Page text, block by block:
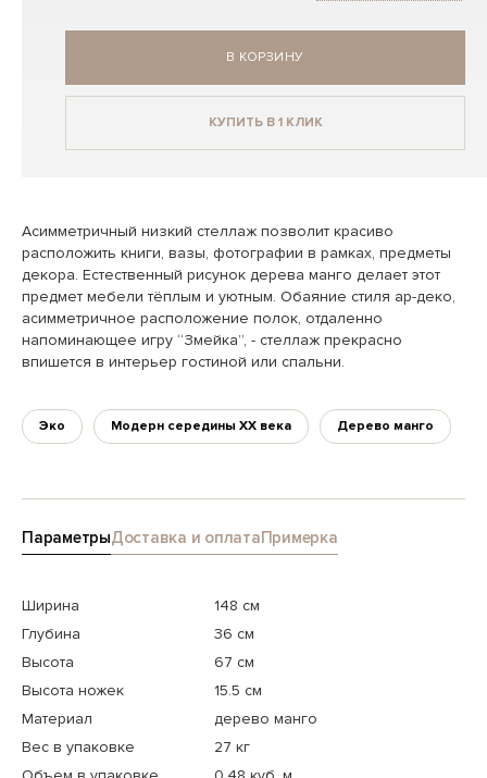
В КОРЗИНУ
КУПИТЬ В 1 КЛИК
Асимметричный низкий стеллаж позволит красиво
расположить книги, вазы, фотографии в рамках, предметы
декора. Естественный рисунок дерева манго делает этот
предмет мебели тёплым и уютным. Обаяние стиля ар-деко,
асимметричное расположение полок, отдаленно
напоминающее игру “Змейка”, - стеллаж прекрасно
впишется в интерьер гостиной или спальни.
Эко Модерн середины XX века Дерево манго
ПараметрыДоставка и оплатаПримерка
Ширина
148 см
Глубина
36 см
Высота
67 см
Высота ножек
15.5 см
Материал
дерево манго
Вес в упаковке
27 кг